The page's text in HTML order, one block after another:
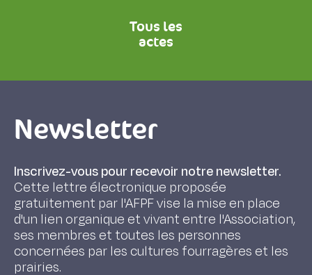
Tous les
actes
Newsletter
Inscrivez-vous pour recevoir notre newsletter.
Cette lettre électronique proposée
gratuitement par l'AFPF vise la mise en place
d'un lien organique et vivant entre l'Association,
ses membres et toutes les personnes
concernées par les cultures fourragères et les
prairies.